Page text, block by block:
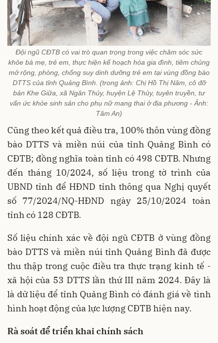
Đội ngũ CĐTB có vai trò quan trọng trong việc chăm sóc sức
khỏe bà mẹ, trẻ em, thực hiện kế hoạch hóa gia đình, tiêm chủng
mở rộng, phòng, chống suy dinh dưỡng trẻ em tại vùng đồng bào
DTTS của tỉnh Quảng Bình. (trong ảnh: Chị Hồ Thị Năm, cô đỡ
bản Khe Giữa, xã Ngân Thủy, huyện Lệ Thủy, tuyên truyền, tư
vấn ức khỏe sinh sản cho phụ nữ mang thai ở địa phương - Ảnh:
Tâm An)
Cũng theo kết quả điều tra, 100% thôn vùng đồng
bào DTTS và miền núi của tỉnh Quảng Bình có
CĐTB; đồng nghĩa toàn tỉnh có 498 CĐTB. Nhưng
đến tháng 10/2024, số liệu trong tờ trình của
UBND tỉnh để HĐND tỉnh thông qua Nghị quyết
số 77/2024/NQ-HĐND ngày 25/10/2024 toàn
tỉnh có 128 CĐTB.
Số liệu chính xác về đội ngũ CĐTB ở vùng đồng
bào DTTS và miền núi tỉnh Quảng Bình đã được
thu thập trong cuộc điều tra thực trạng kinh tế -
xã hội của 53 DTTS lần thứ III năm 2024. Đây là
là dữ liệu để tỉnh Quảng Bình có đánh giá về tình
hình hoạt động của lực lượng CĐTB hiện nay.
Rà soát để triển khai chính sách